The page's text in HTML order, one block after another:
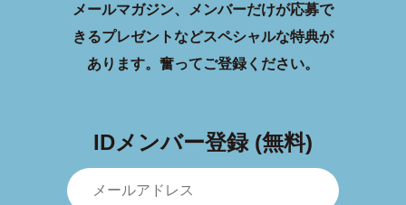
メールマガジン、メンバーだけが応募で
きるプレゼントなどスペシャルな特典が
あります。 奮ってご登録ください。
IDメンバー登録 (無料)